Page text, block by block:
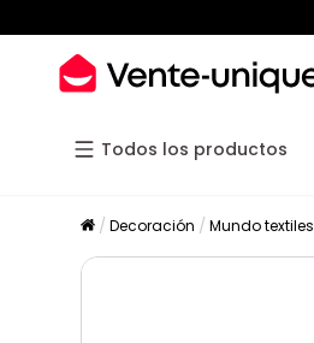
Todos los productos
Decoración Mundo textiles